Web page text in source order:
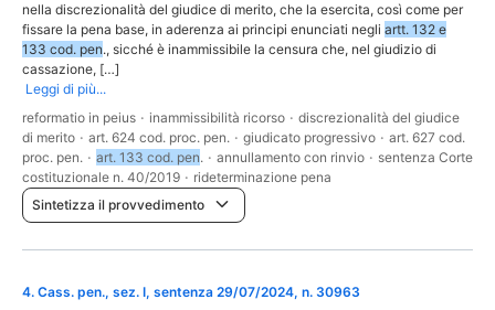
nella discrezionalità del giudice di merito, che la esercita, così come per
fissare la pena base, in aderenza ai principi enunciati negli artt. 132 e
133 cod. pen., sicché è inammissibile la censura che, nel giudizio di
cassazione, […]
Leggi di più...
reformatio in peius · inammissibilità ricorso · discrezionalità del giudice
di merito · art. 624 cod. proc. pen. · giudicato progressivo · art. 627 cod.
proc. pen. · art. 133 cod. pen. · annullamento con rinvio · sentenza Corte
costituzionale n. 40/2019 · rideterminazione pena
Sintetizza il provvedimento
4. Cass. pen., sez. I, sentenza 29/07/2024, n. 30963